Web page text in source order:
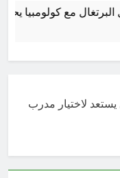
مع كولومبيا يحرم
يستعد لاختيار مدرب